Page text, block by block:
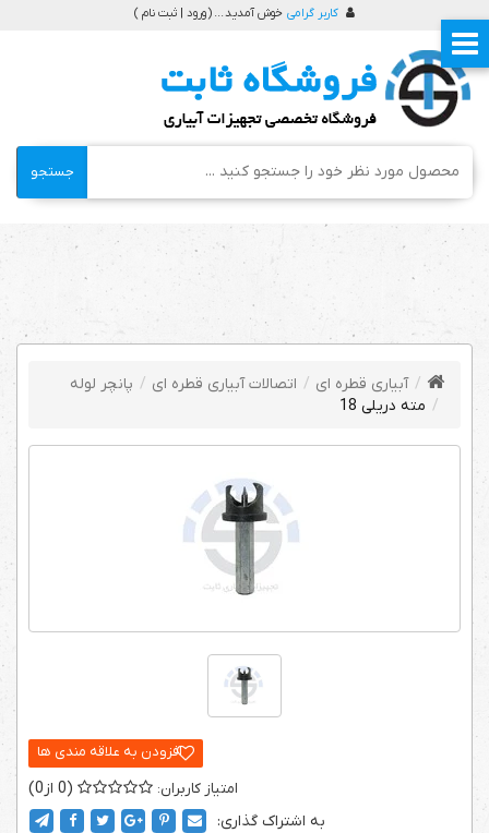
کاربر گرامی خوش آمدید ... (ورود | ثبت نام )
جستجو
آبیاری قطره ای اتصالات آبیاری قطره ای
پانچر لوله
مته دریلی 18
0
0
به اشتراک گذاری: